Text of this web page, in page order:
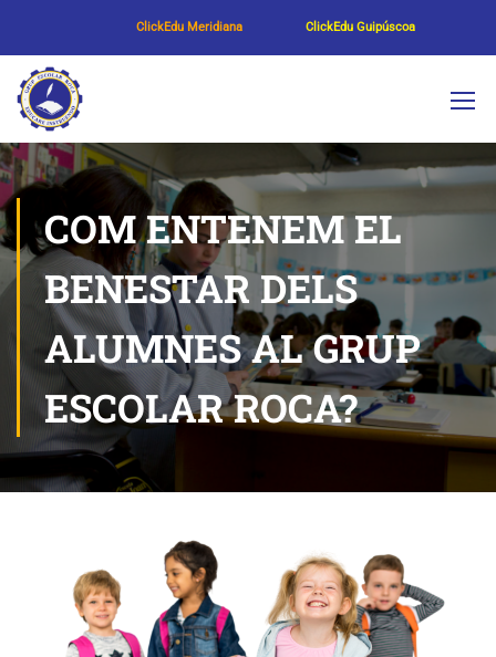
ClickEdu Meridiana ClickEdu Guipúscoa
COM ENTENEM EL
BENESTAR DELS
ALUMNES AL GRUP
ESCOLAR ROCA?